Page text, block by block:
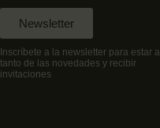
Newsletter
Inscríbete a la newsletter para estar al
tanto de las novedades y recibir
invitaciones